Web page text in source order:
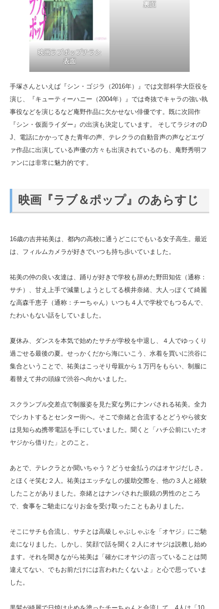
映画ラブポップチラシ
表面
裏面
手塚さんといえば『シン・ゴジラ（2016年）』では文部科学大臣役を
演じ、『キューティーハニー（2004年）』では奇抜でキャラの強い執
事役などを演じるなど庵野作品に欠かせない俳優です。既に次回作
『シン・仮面ライダー』の出演も決定しています。 そしてラジオのD
J、電話にかかってきた青年の声、テレクラの自動音声の声などエヴ
ァ作品に出演している声優の方々も出演されているのも、庵野秀明フ
ァンには非常に魅力的です。
映画『ラブ＆ポップ』のあらすじ
16歳の吉井祐美は、都内の高校に通うどこにでもいる女子高生。最近
は、フィルムカメラが好きでいつも持ち歩いていました。
祐美の仲の良い友達は、踊りが好きで学校も辞めた野田知佐（通称：
サチ）、甘え上手で減量しようとしてる横井奈緒、大人っぽくて綺麗
な高森千恵子（通称：チーちゃん）いつも４人で学校でもつるんで、
たわいもない話をしていました。
夏休み、ダンスを本気で始めたサチが学校を中退し、４人でゆっくり
過ごせる最後の夏。せっかくだから海にいこう、水着を買いに渋谷に
集合ということで、祐美はこっそり母親から１万円をもらい、制服に
着替えて井の頭線で渋谷へ向かいました。
スクランブル交差点で制服姿を見た変な男にナンパされる祐美。全力
でシカトするとセンター街へ。そこで奈緒と合流するとどうやら彼女
は見知らぬ携帯電話を手にしていました。聞くと「ハチ公前にいたオ
ヤジから借りた」とのこと。
あとで、テレクラとか聞いちゃう？どうせ金払うのはオヤジだしさ。
とほくそ笑む２人。祐美はエッチなしの援助交際を、他の３人と経験
したことがありました。奈緒とはナンパされた眼鏡の男性のところ
で、食事をご馳走になりお金を受け取ったこともありました。
そこにサチも合流し、サチとは高級しゃぶしゃぶを「オヤジ」にご馳
走になりました。しかし、笑顔で話を聞く２人にオヤジは説教し始め
ます。それを聞きながら祐美は「確かにオヤジの言っていることは間
違えてない、でもお前だけには言われたくないよ」と心で思っていま
した。